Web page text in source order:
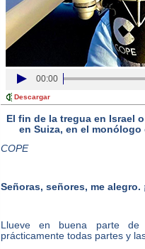
00:00
Descargar
El fin de la tregua en Israel
en Suiza, en el monólogo
COPE
Señoras, señores, me alegro.
Llueve en buena parte de
prácticamente todas partes y